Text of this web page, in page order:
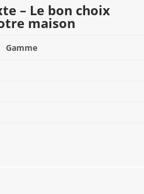
– Le bon choix
maison
Gamme